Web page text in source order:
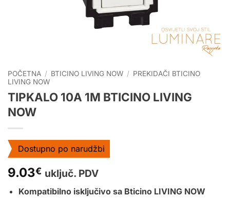
POČETNA / BTICINO LIVING NOW / PREKIDAČI BTICINO
LIVING NOW
TIPKALO 10A 1M BTICINO LIVING
NOW
Dostupno po narudžbi
9.03€ uključ. PDV
Kompatibilno isključivo sa Bticino LIVING NOW